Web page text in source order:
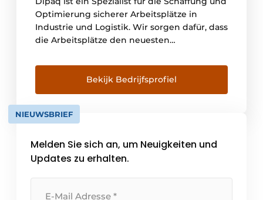
Optimierung sicherer Arbeitsplätze in
Industrie und Logistik. Wir sorgen dafür, dass
die Arbeitsplätze den neuesten
Unsere Produktpalette umfasst unter
anderem flexible Anfahrsicherungen und
Sicherheitskipptore und -durchgänge.
Sicheres Arbeiten in der Höhe: Kipptore und
DurchgangsvorrichtungenTriax® Kipptore
einen sicheren und effizienten Transfer [...]
Bekijk Bedrijfsprofiel
NIEUWSBRIEF
Melden Sie sich an, um Neuigkeiten und
Updates zu erhalten.